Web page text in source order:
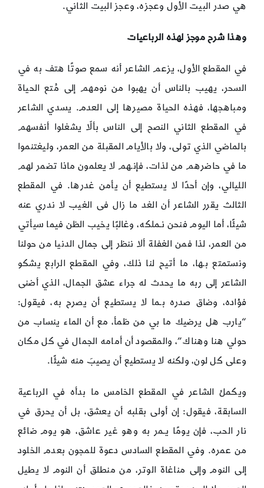
هي صدر البيت الأول وعجزه، وعجز البيت الثاني.
وهذا شرح موجز لهذه الرباعيات
في المقطع الأول، يزعم الشاعر أنه سمع صوتًا هتف به في
السحر، يهيب بالناس أن يهبوا من نومهم إلى مُتع الحياة
ومباهجها، فهذه الحياة مصيرها إلى العدم. يسدي الشاعر
في المقطع الثاني النصح إلى الناس بألّا يشغلوا أنفسهم
بالماضي الذي تولى، ولا بالأيام المقبلة من العمر، وليغتنموا
ما في حاضرهم من لذات، فإنـهم لا يعلمون ماذا تضمر لهم
الليالي، وإن أحدًا لا يستطيع أن يأمن غدرها. في المقطع
الثالث يقرر الشاعر أن الغد ما زال فى الغيب لا ندري عنه
شيئًا، أما اليوم فنحن نـملكه، وغالبًا يخيب الظن فيما سيأتي
من العمر، لذا فمن الغفلة ألا ننظر إلى جمال الدنيا من حولنا
ونستمتع بـها، ما أتيح لنا ذلك، وفي المقطع الرابع يشكو
الشاعر إلى ربه ما يحدث له جراء عشق الجمال، الذي أضنى
فؤاده، وضاق صدره بـما لا يستطيع أن يصرح به، فيقول:
“يارب هل يرضيك ما بي من ظمأ، مع أن الماء ينساب من
حولي هنا وهناك”، والمقصود أن أمامه الجمال في كل مكان
وعلى كل لون، ولكنه لا يستطيع أن يصيبَ منه شيئًا.
ويكملُ الشاعر في المقطع الخامس ما بدأه في الرباعية
السابقة، فيقول: إن أولى بقلبه أن يعشق، بل أن يحرق في
نار الحب، فإن يومًا يـمر به وهو غير عاشق، هو يوم ضائع
من عمره. وفي المقطع السادس دعوة للمجون بعدم الخلود
إلى النوم وإلى مناغاة الوتر، من منطلق أن النوم لا يطيل